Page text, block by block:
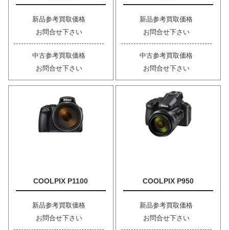
新品参考買取価格
お問合せ下さい
中古参考買取価格
お問合せ下さい
新品参考買取価格
お問合せ下さい
中古参考買取価格
お問合せ下さい
COOLPIX P1100
新品参考買取価格
お問合せ下さい
COOLPIX P950
新品参考買取価格
お問合せ下さい